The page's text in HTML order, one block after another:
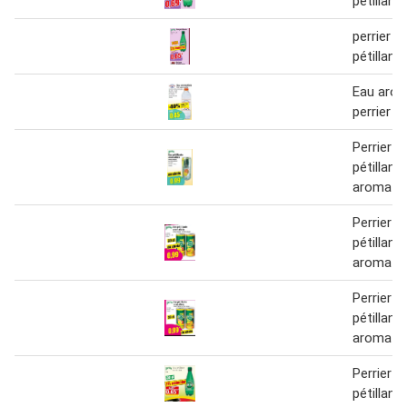
perrier
pétillante
Eau
perrier
Perrier
pétillante
Perrier
pétillante
Perrier
pétillante
Perrier
pétillante